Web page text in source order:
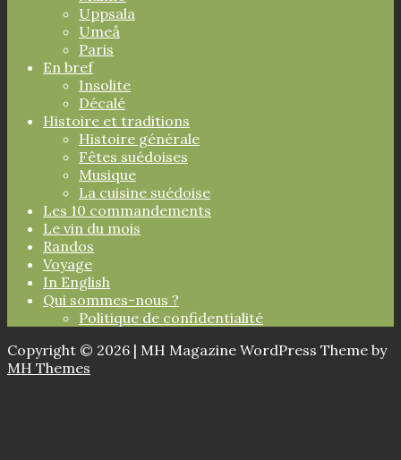
Uppsala
Umeå
Paris
En bref
Insolite
Décalé
Histoire et traditions
Histoire générale
Fêtes suédoises
Musique
La cuisine suédoise
Les 10 commandements
Le vin du mois
Randos
Voyage
In English
Qui sommes-nous ?
Politique de confidentialité
Copyright © 2026 | MH Magazine WordPress Theme by
MH Themes